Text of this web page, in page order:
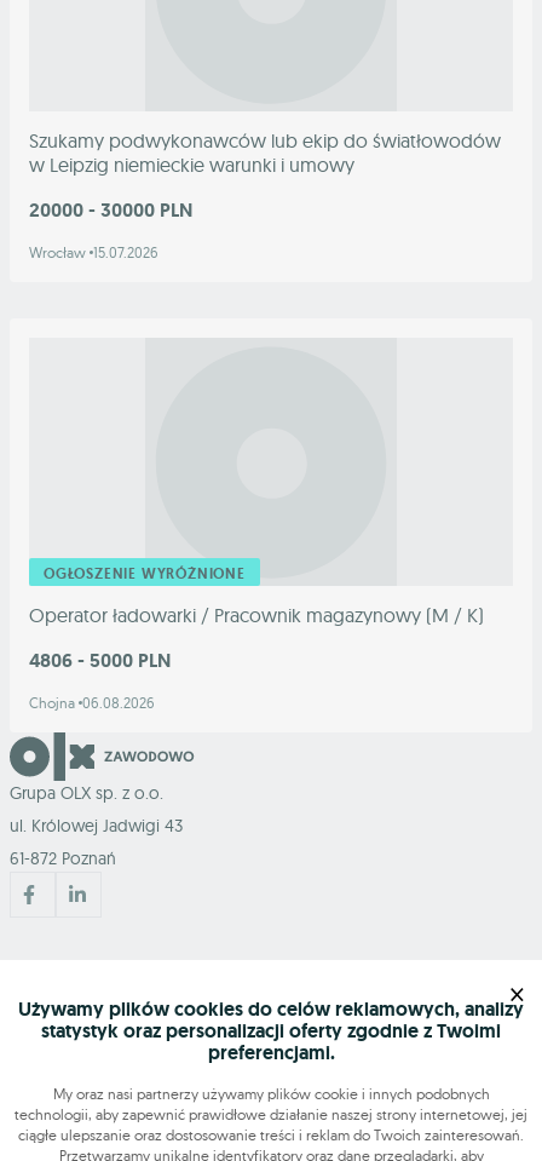
Szukamy podwykonawców lub ekip do światłowodów
w Leipzig niemieckie warunki i umowy
20000 - 30000 PLN
Wrocław 15.07.2026
OGŁOSZENIE WYRÓŻNIONE
Operator ładowarki / Pracownik magazynowy (M / K)
4806 - 5000 PLN
Chojna 06.08.2026
Grupa OLX sp. z o.o.
ul. Królowej Jadwigi 43
61-872 Poznań
Znajdź nas
Używamy plików cookies do celów reklamowych, analizy
statystyk oraz personalizacji oferty zgodnie z Twoimi
preferencjami.
My oraz nasi partnerzy używamy plików cookie i innych podobnych
technologii, aby zapewnić prawidłowe działanie naszej strony internetowej, jej
ciągłe ulepszanie oraz dostosowanie treści i reklam do Twoich zainteresowań.
Przetwarzamy unikalne identyfikatory oraz dane przeglądarki, aby
×